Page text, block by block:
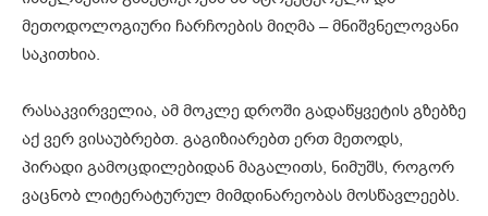
მეთოდოლოგიური ჩარჩოების მიღმა – მნიშვნელოვანი
საკითხია.
რასაკვირველია, ამ მოკლე დროში გადაწყვეტის გზებზე
აქ ვერ ვისაუბრებთ. გაგიზიარებთ ერთ მეთოდს,
პირადი გამოცდილებიდან მაგალითს, ნიმუშს, როგორ
ვაცნობ ლიტერატურულ მიმდინარეობას მოსწავლეებს.